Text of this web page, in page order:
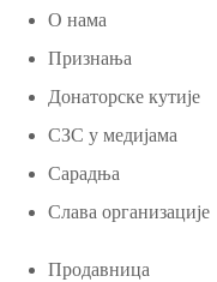
О нама
Признања
Донаторске кутије
СЗС у медијама
Сарадња
Слава организације
Продавница